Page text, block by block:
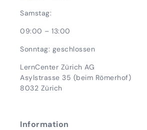
Samstag:
09:00 – 13:00
Sonntag: geschlossen
LernCenter Zürich AG
Asylstrasse 35 (beim Römerhof)
8032 Zürich
Information